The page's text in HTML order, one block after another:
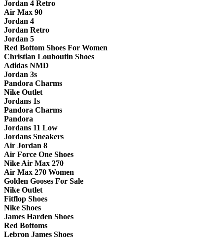
Jordan 4 Retro
Air Max 90
Jordan 4
Jordan Retro
Jordan 5
Red Bottom Shoes For Women
Christian Louboutin Shoes
Adidas NMD
Jordan 3s
Pandora Charms
Nike Outlet
Jordans 1s
Pandora Charms
Pandora
Jordans 11 Low
Jordans Sneakers
Air Jordan 8
Air Force One Shoes
Nike Air Max 270
Air Max 270 Women
Golden Gooses For Sale
Nike Outlet
Fitflop Shoes
Nike Shoes
James Harden Shoes
Red Bottoms
Lebron James Shoes